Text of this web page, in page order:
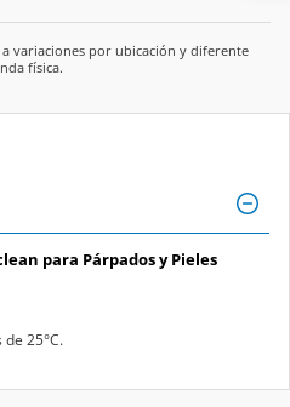
a variaciones por ubicación y diferente
física.
para Párpados y Pieles
25°C.